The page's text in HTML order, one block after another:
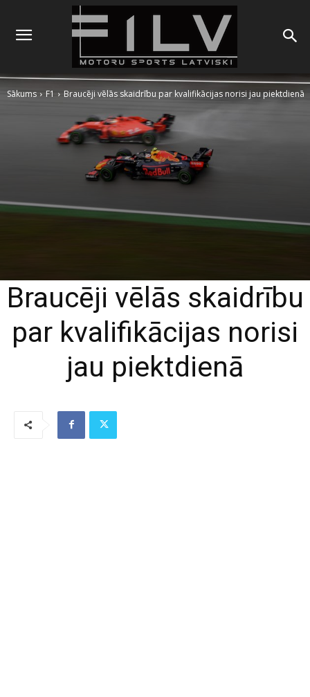
Sākums F1 Braucēji vēlās skaidrību par kvalifikācijas norisi jau piektdienā
Braucēji vēlās skaidrību
par kvalifikācijas norisi
jau piektdienā